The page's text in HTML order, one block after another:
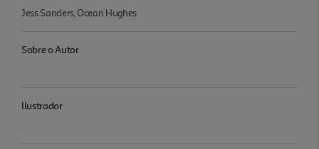
Jess Sanders, Ocean Hughes
Sobre o Autor
.
Ilustrador
.